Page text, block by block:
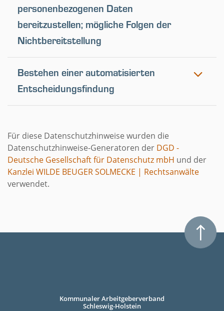
personenbezogenen Daten
bereitzustellen; mögliche Folgen der
Nichtbereitstellung
Bestehen einer automatisierten
Entscheidungsfindung
Für diese Datenschutzhinweise wurden die
Datenschutzhinweise-Generatoren der DGD -
Deutsche Gesellschaft für Datenschutz mbH und der
Kanzlei WILDE BEUGER SOLMECKE | Rechtsanwälte
verwendet.
Kommunaler Arbeitgeberverband
Schleswig-Holstein